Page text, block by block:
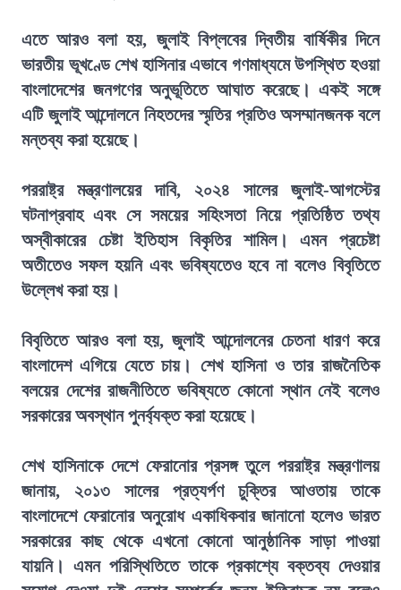
এতে আরও বলা হয়, জুলাই বিপ্লবের দ্বিতীয় বার্ষিকীর দিনে
ভারতীয় ভূখণ্ডে শেখ হাসিনার এভাবে গণমাধ্যমে উপস্থিত হওয়া
বাংলাদেশের জনগণের অনুভূতিতে আঘাত করেছে। একই সঙ্গে
এটি জুলাই আন্দোলনে নিহতদের স্মৃতির প্রতিও অসম্মানজনক বলে
মন্তব্য করা হয়েছে।
পররাষ্ট্র মন্ত্রণালয়ের দাবি, ২০২৪ সালের জুলাই-আগস্টের
ঘটনাপ্রবাহ এবং সে সময়ের সহিংসতা নিয়ে প্রতিষ্ঠিত তথ্য
অস্বীকারের চেষ্টা ইতিহাস বিকৃতির শামিল। এমন প্রচেষ্টা
অতীতেও সফল হয়নি এবং ভবিষ্যতেও হবে না বলেও বিবৃতিতে
উল্লেখ করা হয়।
বিবৃতিতে আরও বলা হয়, জুলাই আন্দোলনের চেতনা ধারণ করে
বাংলাদেশ এগিয়ে যেতে চায়। শেখ হাসিনা ও তার রাজনৈতিক
বলয়ের দেশের রাজনীতিতে ভবিষ্যতে কোনো স্থান নেই বলেও
সরকারের অবস্থান পুনর্ব্যক্ত করা হয়েছে।
শেখ হাসিনাকে দেশে ফেরানোর প্রসঙ্গ তুলে পররাষ্ট্র মন্ত্রণালয়
জানায়, ২০১৩ সালের প্রত্যর্পণ চুক্তির আওতায় তাকে
বাংলাদেশে ফেরানোর অনুরোধ একাধিকবার জানানো হলেও ভারত
সরকারের কাছ থেকে এখনো কোনো আনুষ্ঠানিক সাড়া পাওয়া
যায়নি। এমন পরিস্থিতিতে তাকে প্রকাশ্যে বক্তব্য দেওয়ার